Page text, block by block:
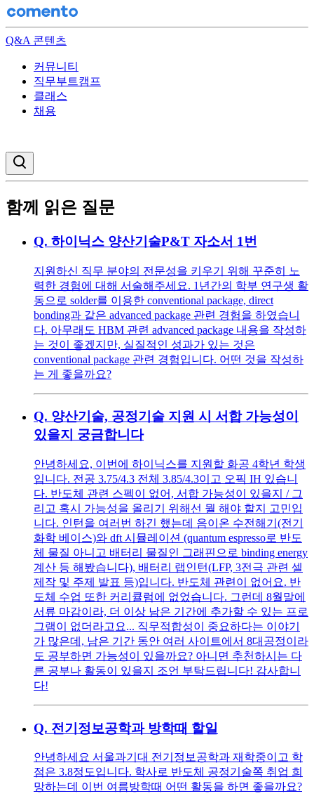
Q&A 콘텐츠
커뮤니티
직무부트캠프
클래스
채용
함께 읽은 질문
Q. 하이닉스 양산기술P&T 자소서 1번
지원하신 직무 분야의 전문성을 키우기 위해 꾸준히 노
력한 경험에 대해 서술해주세요. 1년간의 학부 연구생 활
동으로 solder를 이용한 conventional package, direct
bonding과 같은 advanced package 관련 경험을 하였습니
다. 아무래도 HBM 관련 advanced package 내용을 작성하
는 것이 좋겠지만, 실질적인 성과가 있는 것은
conventional package 관련 경험입니다. 어떤 것을 작성하
는 게 좋을까요?
Q. 양산기술, 공정기술 지원 시 서합 가능성이
있을지 궁금합니다
안녕하세요, 이번에 하이닉스를 지원할 화공 4학년 학생
입니다. 전공 3.75/4.3 전체 3.85/4.3이고 오픽 IH 있습니
다. 반도체 관련 스펙이 없어, 서합 가능성이 있을지 / 그
리고 혹시 가능성을 올리기 위해선 뭘 해야 할지 고민입
니다. 인턴을 여러번 하긴 했는데 음이온 수전해기(전기
화학 베이스)와 dft 시뮬레이션 (quantum espresso로 반도
체 물질 아니고 배터리 물질인 그래핀으로 binding energy
계산 등 해봤습니다), 배터리 랩인턴(LFP, 3전극 관련 셀
제작 및 주제 발표 등)입니다. 반도체 관련이 없어요. 반
도체 수업 또한 커리큘럼에 없었습니다. 그런데 8월말에
서류 마감이라, 더 이상 남은 기간에 추가할 수 있는 프로
그램이 없더라고요... 직무적합성이 중요하다는 이야기
가 많은데, 남은 기간 동안 여러 사이트에서 8대공정이라
도 공부하면 가능성이 있을까요? 아니면 추천하시는 다
른 공부나 활동이 있을지 조언 부탁드립니다! 감사합니
다!
Q. 전기정보공학과 방학때 할일
안녕하세요 서울과기대 전기정보공학과 재학중이고 학
점은 3.8정도입니다. 학사로 반도체 공정기술쪽 취업 희
망하는데 이번 여름방학때 어떤 활동을 하면 좋을까요?